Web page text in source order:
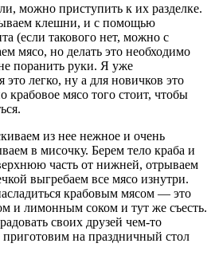
можно приступить к их разделке.
клешни, и с помощью
(если такового нет, можно с
мясо, но делать это необходимо
поранить руки. Я уже
это легко, ну а для новичков это
крабовое мясо того стоит, чтобы
из нее нежное и очень
в мисочку. Берем тело краба и
часть от нижней, отрываем
выгребаем все мясо изнутри.
крабовым мясом — это
и лимонным соком и тут же съесть.
своих друзей чем-то
приготовим на праздничный стол